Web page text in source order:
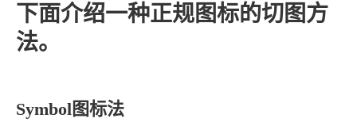
下面介绍一种正规图标的切图方
法。
Symbol图标法